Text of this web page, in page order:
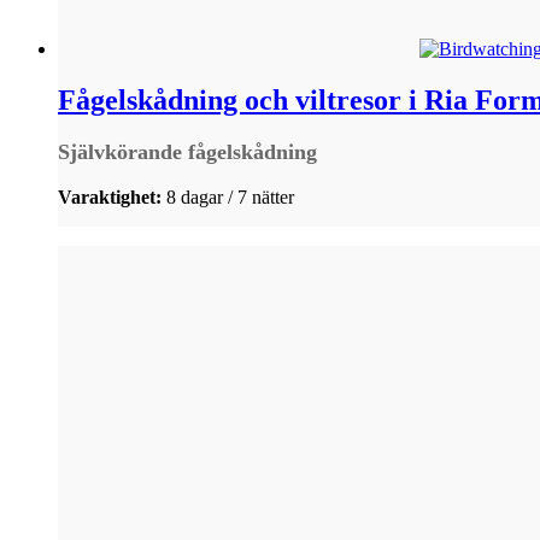
Fågelskådning och viltresor i Ria
Självkörande fågelskådning
Varaktighet: 8 dagar / 7 nätter